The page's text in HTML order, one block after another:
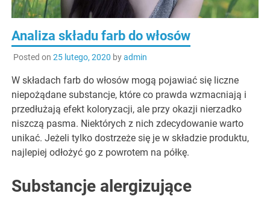
Analiza składu farb do włosów
Posted on 25 lutego, 2020 byadmin
W składach farb do włosów mogą pojawiać się liczne
niepożądane substancje, które co prawda wzmacniają i
przedłużają efekt koloryzacji, ale przy okazji nierzadko
niszczą pasma. Niektórych z nich zdecydowanie warto
unikać. Jeżeli tylko dostrzeże się je w składzie produktu,
najlepiej odłożyć go z powrotem na półkę.
Substancje alergizujące